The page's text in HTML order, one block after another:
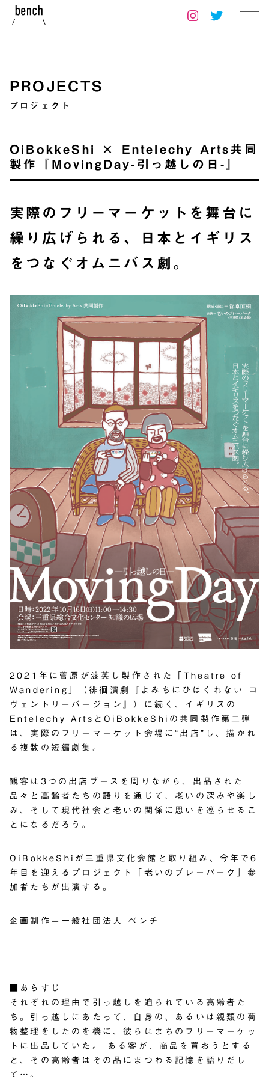
PROJECTS
プロジェクト
OiBokkeShi × Entelechy Arts共同
製作『MovingDay-引っ越しの日-』
実際のフリーマーケットを舞台に
繰り広げられる、日本とイギリス
をつなぐオムニバス劇。
2021年に菅原が渡英し製作された「Theatre of
Wandering」（徘徊演劇『よみちにひはくれない コ
ヴェントリーバージョン』）に続く、イギリスの
Entelechy Arts とOiBokkeShi の共同製作第二弾
は、実際のフリーマーケット会場に“出店”し、描かれ
る複数の短編劇集。
観客は3つの出店ブースを周りながら、出品された
品々と高齢者たちの語りを通じて、老いの深みや楽し
み、そして現代社会と老いの関係に思いを巡らせるこ
とになるだろう。
OiBokkeShiが三重県文化会館と取り組み、今年で6
年目を迎えるプロジェクト「 老いのプレーパーク
」参
加者たちが出演する。
企画制作＝一般社団法人 ベンチ
■あらすじ
それぞれの理由で引っ越しを迫られている高齢者た
ち。引っ越しにあたって、自身の、あるいは親類の荷
物整理をしたのを機に、彼らはまちのフリーマーケッ
トに出品していた。 ある客が、商品を買おうとする
と、その高齢者はその品にまつわる記憶を語りだし
て…。